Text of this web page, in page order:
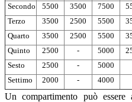
Secondo
5500 3500 7500
Terzo
3500 2500 5500
Quarto
3500 2500 5500
Quinto
2500 - 5000
Sesto
2500 - 5000
Settimo
2000 - 4000
Un compartimento può